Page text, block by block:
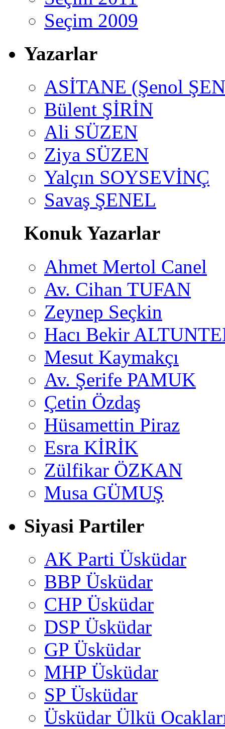
Seçim 2009
Yazarlar
ASİTANE (Şenol
Bülent ŞİRİN
Ali SÜZEN
Ziya SÜZEN
Yalçın SOYSEVİNÇ
Savaş ŞENEL
Konuk Yazarlar
Ahmet Mertol Canel
Av. Cihan TUFAN
Zeynep Seçkin
Hacı Bekir
Mesut Kaymakçı
Av. Şerife PAMUK
Çetin Özdaş
Hüsamettin Piraz
Esra KİRİK
Zülfikar ÖZKAN
Musa GÜMUŞ
Siyasi Partiler
AK Parti Üsküdar
BBP Üsküdar
CHP Üsküdar
DSP Üsküdar
GP Üsküdar
MHP Üsküdar
SP Üsküdar
Üsküdar Ülkü